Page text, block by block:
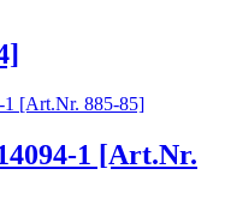
1 [Art.Nr.